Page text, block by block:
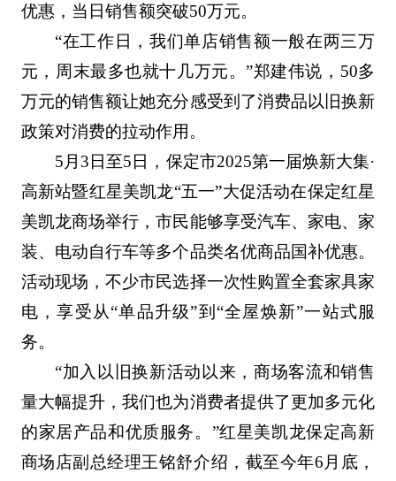
优惠，当日销售额突破50万元。
“在工作日，我们单店销售额一般在两三万
元，周末最多也就十几万元。”郑建伟说，50多
万元的销售额让她充分感受到了消费品以旧换新
政策对消费的拉动作用。
5月3日至5日，保定市2025第一届焕新大集·
高新站暨红星美凯龙“五一”大促活动在保定红星
美凯龙商场举行，市民能够享受汽车、家电、家
装、电动自行车等多个品类名优商品国补优惠。
活动现场，不少市民选择一次性购置全套家具家
电，享受从“单品升级”到“全屋焕新”一站式服
务。
“加入以旧换新活动以来，商场客流和销售
量大幅提升，我们也为消费者提供了更加多元化
的家居产品和优质服务。”红星美凯龙保定高新
商场店副总经理王铭舒介绍，截至今年6月底，